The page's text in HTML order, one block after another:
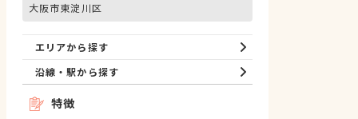
大阪市東淀川区
エリアから探す
沿線・駅から探す
特徴